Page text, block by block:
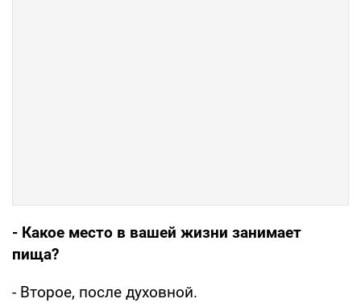
- Какое место в вашей жизни занимает
пища?
- Второе, после духовной.